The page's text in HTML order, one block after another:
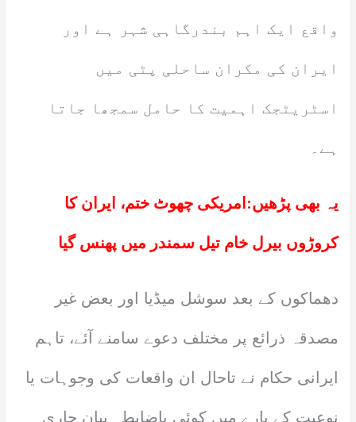
واقع ایک اہم بندرگاہی شہر ہے اور
ایران کی مکران ساحلی پٹی میں
اسٹریٹجک اہمیت کا حامل سمجھا جاتا
ہے۔
یہ بھی پڑھیں: امریکی چھوٹ ختم، ایران کا
کروڑوں بیرل خام تیل سمندر میں پھنس گیا
دھماکوں کے بعد سوشل میڈیا اور بعض غیر
مصدقہ ذرائع پر مختلف دعوے سامنے آئے، تاہم
ایرانی حکام نے تاحال ان واقعات کی وجوہات یا
نوعیت کے بارے میں کوئی باضابطہ بیان جاری